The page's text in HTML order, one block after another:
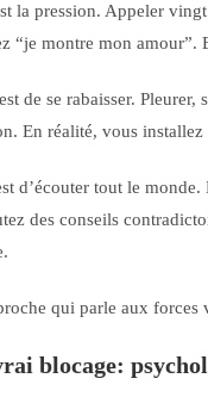
la pression. Appeler
“je montre mon amour”.
de se rabaisser.
En réalité, vous installez
d’écouter tout le
des conseils
qui parle aux
blocage: